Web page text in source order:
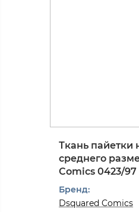
Ткань пайетки
среднего
Comics 0423/97
Бренд:
Dsquared Comics